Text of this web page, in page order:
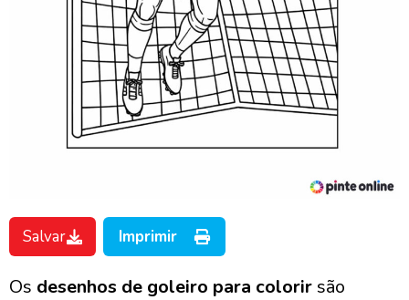
Salvar Imprimir
Os desenhos de goleiro para colorir são